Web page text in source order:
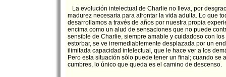
La evolución intelectual de Charlie no lleva, por
madurez necesaria para afrontar la vida adulta. Lo que
desarrollamos a través de años por nuestra propia
encima como un alud de sensaciones que no puede
sensible de Charlie, siempre amable y cuidadoso con
estorbar, se ve irremediablemente desplazada por un
ilimitada capacidad intelectual, que le hace ver a los
Pero esta situación sólo puede tener un final; cuando se
cumbres, lo único que queda es el camino de descenso.